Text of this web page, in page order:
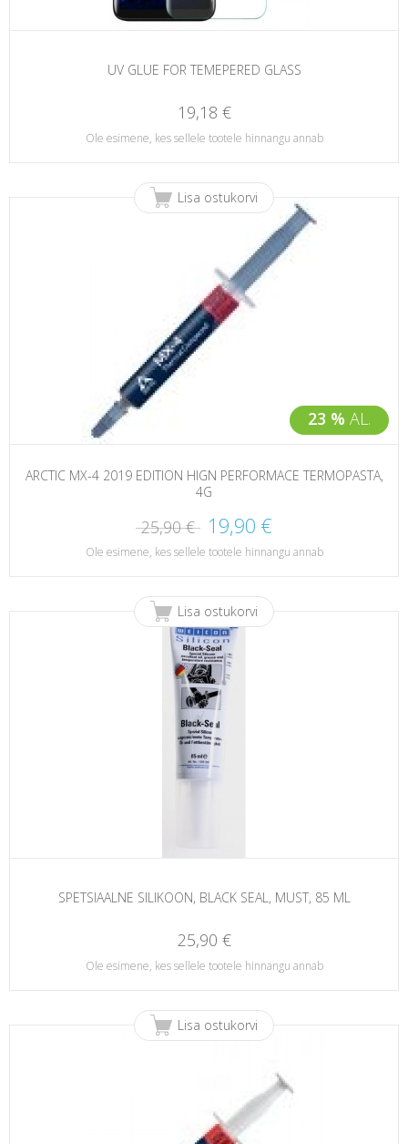
UV GLUE FOR TEMEPERED GLASS
19,18 €
Ole esimene, kes sellele tootele hinnangu annab
23 % AL.
Lisa ostukorvi
ARCTIC MX-4 2019 EDITION HIGN PERFORMACE TERMOPASTA,
4G
25,90 € 19,90 €
Ole esimene, kes sellele tootele hinnangu annab
Lisa ostukorvi
SPETSIAALNE SILIKOON, BLACK SEAL, MUST, 85 ML
25,90 €
Ole esimene, kes sellele tootele hinnangu annab
Lisa ostukorvi